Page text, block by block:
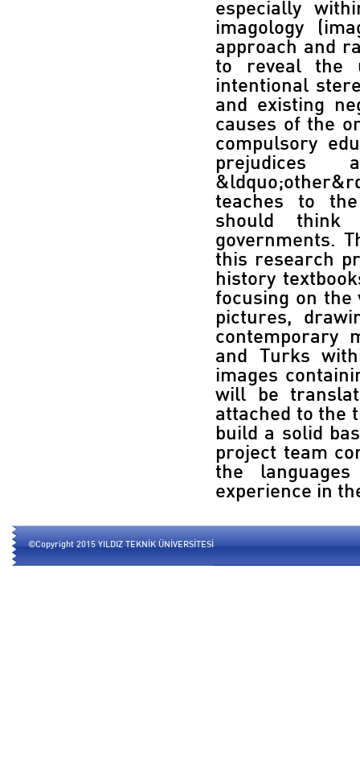
especially
imagology
approach and
to reveal the
intentional
and existing
causes of the
compulsory
prejudices
teaches to
should think
governments.
this research
history
focusing on the
pictures,
contemporary
and Turks
images
will be
attached to the
build a solid
project team
the
experience in
©Copyright 2015 YILDIZ TEKNİK ÜNİVERSİTESİ